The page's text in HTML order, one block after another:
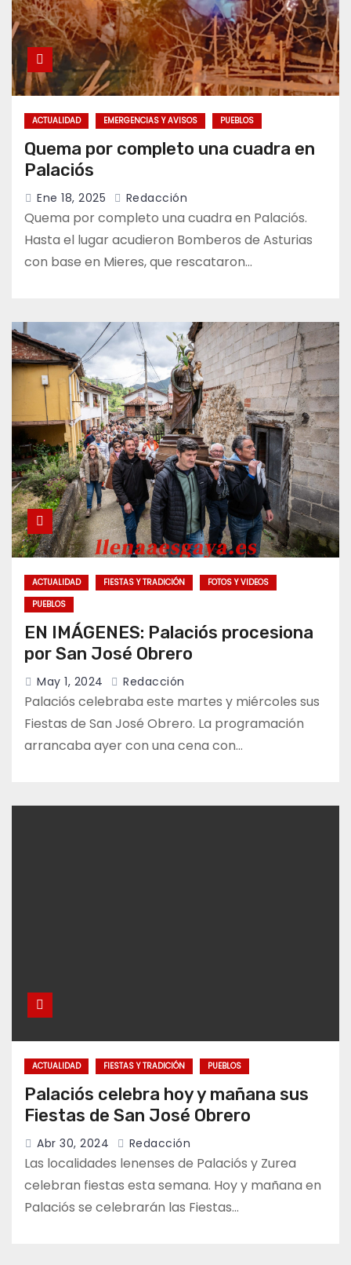
ACTUALIDAD EMERGENCIAS Y AVISOS PUEBLOS
Quema por completo una cuadra en
Palaciós
Ene 18, 2025 Redacción
Quema por completo una cuadra en Palaciós.
Hasta el lugar acudieron Bomberos de Asturias
con base en Mieres, que rescataron…
ACTUALIDAD FIESTAS Y TRADICIÓN
FOTOS Y VIDEOS
PUEBLOS
EN IMÁGENES: Palaciós procesiona
por San José Obrero
May 1, 2024 Redacción
Palaciós celebraba este martes y miércoles sus
Fiestas de San José Obrero. La programación
arrancaba ayer con una cena con…
ACTUALIDAD FIESTAS Y TRADICIÓN PUEBLOS
Palaciós celebra hoy y mañana sus
Fiestas de San José Obrero
Abr 30, 2024 Redacción
Las localidades lenenses de Palaciós y Zurea
celebran fiestas esta semana. Hoy y mañana en
Palaciós se celebrarán las Fiestas…